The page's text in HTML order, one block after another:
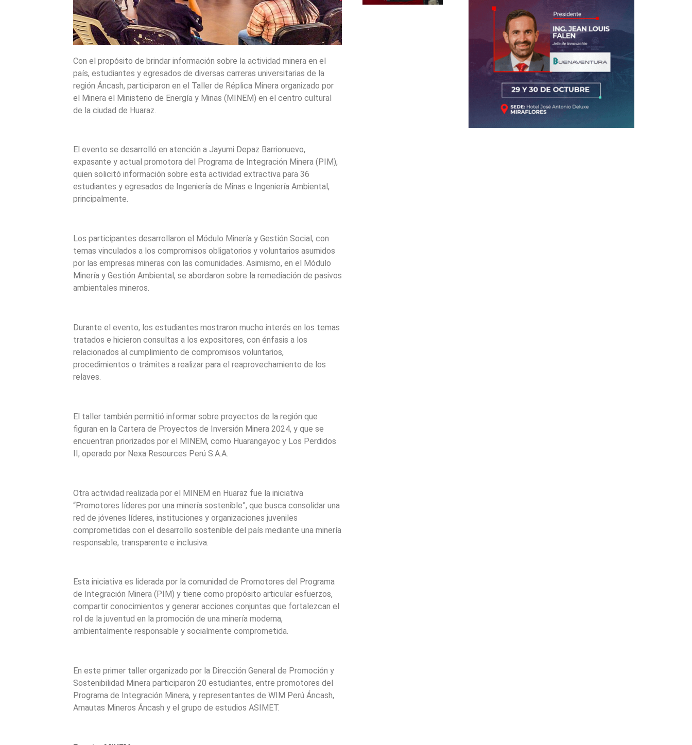
Con el propósito de brindar información sobre la actividad minera en el
país, estudiantes y egresados de diversas carreras universitarias de la
región Áncash, participaron en el Taller de Réplica Minera organizado por
el Minera el Ministerio de Energía y Minas (MINEM) en el centro cultural
de la ciudad de Huaraz.
El evento se desarrolló en atención a Jayumi Depaz Barrionuevo,
expasante y actual promotora del Programa de Integración Minera (PIM),
quien solicitó información sobre esta actividad extractiva para 36
estudiantes y egresados de Ingeniería de Minas e Ingeniería Ambiental,
principalmente.
Los participantes desarrollaron el Módulo Minería y Gestión Social, con
temas vinculados a los compromisos obligatorios y voluntarios asumidos
por las empresas mineras con las comunidades. Asimismo, en el Módulo
Minería y Gestión Ambiental, se abordaron sobre la remediación de pasivos
ambientales mineros.
Durante el evento, los estudiantes mostraron mucho interés en los temas
tratados e hicieron consultas a los expositores, con énfasis a los
relacionados al cumplimiento de compromisos voluntarios,
procedimientos o trámites a realizar para el reaprovechamiento de los
relaves.
El taller también permitió informar sobre proyectos de la región que
figuran en la Cartera de Proyectos de Inversión Minera 2024, y que se
encuentran priorizados por el MINEM, como Huarangayoc y Los Perdidos
II, operado por Nexa Resources Perú S.A.A.
Otra actividad realizada por el MINEM en Huaraz fue la iniciativa
“Promotores líderes por una minería sostenible”, que busca consolidar una
red de jóvenes líderes, instituciones y organizaciones juveniles
comprometidas con el desarrollo sostenible del país mediante una minería
responsable, transparente e inclusiva.
Esta iniciativa es liderada por la comunidad de Promotores del Programa
de Integración Minera (PIM) y tiene como propósito articular esfuerzos,
compartir conocimientos y generar acciones conjuntas que fortalezcan el
rol de la juventud en la promoción de una minería moderna,
ambientalmente responsable y socialmente comprometida.
En este primer taller organizado por la Dirección General de Promoción y
Sostenibilidad Minera participaron 20 estudiantes, entre promotores del
Programa de Integración Minera, y representantes de WIM Perú Áncash,
Amautas Mineros Áncash y el grupo de estudios ASIMET.